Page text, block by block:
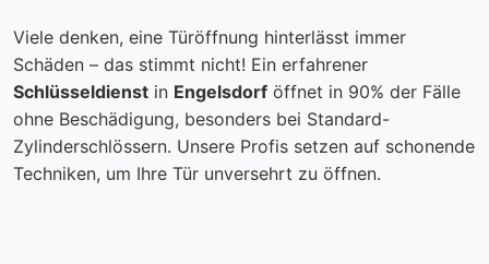
Viele denken, eine Türöffnung hinterlässt immer
Schäden – das stimmt nicht! Ein erfahrener
Schlüsseldienst in Engelsdorf öffnet in 90% der Fälle
ohne Beschädigung, besonders bei Standard-
Zylinderschlössern. Unsere Profis setzen auf schonende
Techniken, um Ihre Tür unversehrt zu öffnen.